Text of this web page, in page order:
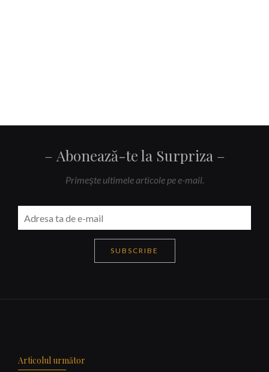
Abonează-te la Surpriza
Primeşte ultimele articole pe e-mail.
SUBSCRIBE
Articolul următor